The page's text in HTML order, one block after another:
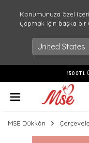
Konumunuza özel
yapmak için başka bir
1500TL
MSE Dükkân